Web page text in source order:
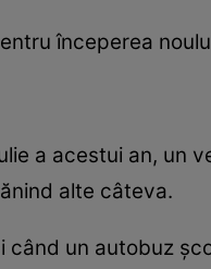
începerea
a acestui an, un
alte câteva.
când un autobuz